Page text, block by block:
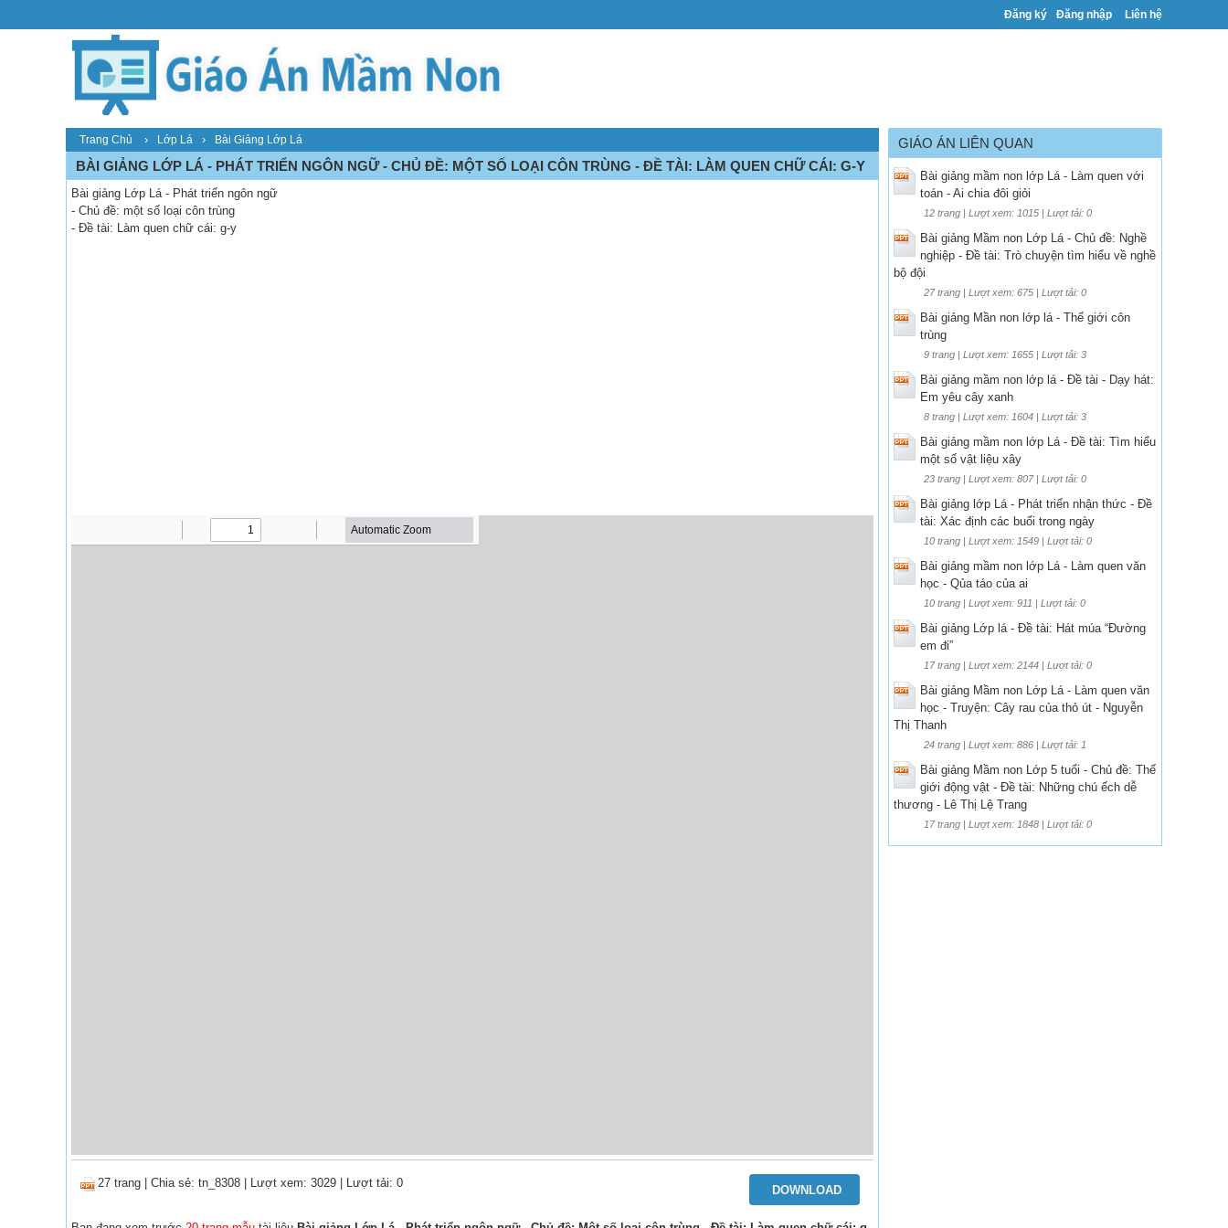
Đăng ký Đăng nhập Liên hệ
Trang Chủ › Lớp Lá › Bài Giảng Lớp Lá
BÀI GIẢNG LỚP LÁ - PHÁT TRIỂN NGÔN NGỮ - CHỦ ĐỀ: MỘT SỐ LOẠI CÔN TRÙNG - ĐỀ TÀI: LÀM QUEN CHỮ CÁI: G-Y
Bài giảng Lớp Lá - Phát triển ngôn ngữ
- Chủ đề: một số loại côn trùng
- Đề tài: Làm quen chữ cái: g-y
27 trang Chia sẻ: tn_8308 | Lượt xem: 3029 | Lượt tải: 0
DOWNLOAD
GIÁO ÁN LIÊN QUAN
Bài giảng mầm non lớp Lá - Làm quen với
toán - Ai chia đôi giỏi
12 trang | Lượt xem: 1015 | Lượt tải: 0
Bài giảng Mầm non Lớp Lá - Chủ đề: Nghề
nghiệp - Đề tài: Trò chuyện tìm hiểu về nghề
bộ đội
27 trang | Lượt xem: 675 | Lượt tải: 0
Bài giảng Mần non lớp lá - Thế giới côn
trùng
9 trang | Lượt xem: 1655 | Lượt tải: 3
Bài giảng mầm non lớp lá - Đề tài - Dạy hát:
Em yêu cây xanh
8 trang | Lượt xem: 1604 | Lượt tải: 3
Bài giảng mầm non lớp Lá - Đề tài: Tìm hiểu
một số vật liệu xây
23 trang | Lượt xem: 807 | Lượt tải: 0
Bài giảng lớp Lá - Phát triển nhận thức - Đề
tài: Xác định các buổi trong ngày
10 trang | Lượt xem: 1549 | Lượt tải: 0
Bài giảng mầm non lớp Lá - Làm quen văn
học - Qủa táo của ai
10 trang | Lượt xem: 911 | Lượt tải: 0
Bài giảng Lớp lá - Đề tài: Hát múa “Đường
em đi”
17 trang | Lượt xem: 2144 | Lượt tải: 0
Bài giảng Mầm non Lớp Lá - Làm quen văn
học - Truyện: Cây rau của thỏ út - Nguyễn
Thị Thanh
24 trang | Lượt xem: 886 | Lượt tải: 1
Bài giảng Mầm non Lớp 5 tuổi - Chủ đề: Thế
giới động vật - Đề tài: Những chú ếch dễ
thương - Lê Thị Lệ Trang
17 trang | Lượt xem: 1848 | Lượt tải: 0